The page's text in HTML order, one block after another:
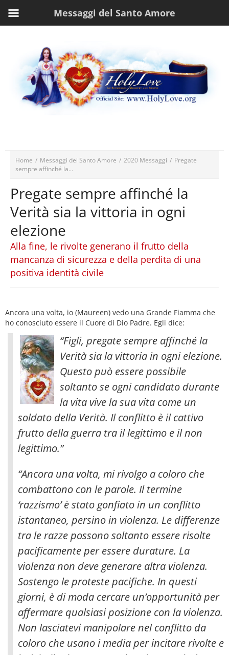
Home / Messaggi del Santo Amore / 2020 Messaggi / Pregate
sempre affinché la...
Pregate sempre affinché la
Verità sia la vittoria in ogni
elezione
Alla fine, le rivolte generano il frutto della
mancanza di sicurezza e della perdita di una
positiva identità civile
Ancora una volta, io (Maureen) vedo una Grande Fiamma che
ho conosciuto essere il Cuore di Dio Padre. Egli dice:
“Figli, pregate sempre affinché la
Verità sia la vittoria in ogni elezione.
Questo può essere possibile
soltanto se ogni candidato durante
la vita vive la sua vita come un
soldato della Verità. Il conflitto è il cattivo
frutto della guerra tra il legittimo e il non
legittimo.”
“Ancora una volta, mi rivolgo a coloro che
combattono con le parole. Il termine
‘razzismo’ è stato gonfiato in un conflitto
istantaneo, persino in violenza. Le differenze
tra le razze possono soltanto essere risolte
pacificamente per essere durature. La
violenza non deve generare altra violenza.
Sostengo le proteste pacifiche. In questi
giorni, è di moda cercare un’opportunità per
affermare qualsiasi posizione con la violenza.
Non lasciatevi manipolare nel conflitto da
coloro che usano i media per incitare rivolte e
Messaggi del Santo Amore